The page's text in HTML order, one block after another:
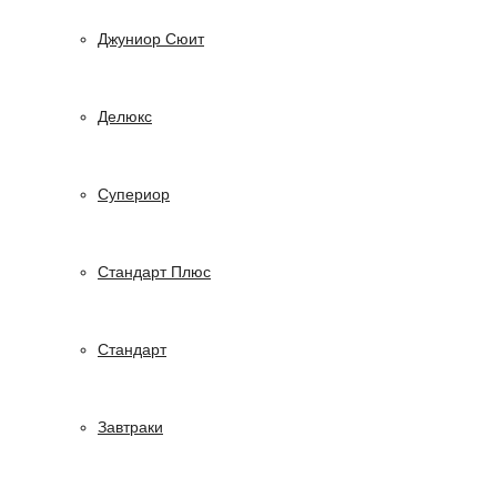
Джуниор Сюит
Делюкс
Супериор
Стандарт Плюс
Стандарт
Завтраки